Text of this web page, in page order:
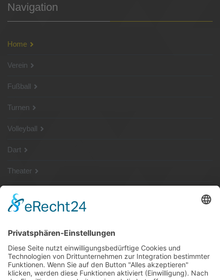
Navigation
Home
Verein
Fußball
Turnen
Volleyball
Dart
Theater
SG Shop
Sponsoren
Kontakt
Social Media